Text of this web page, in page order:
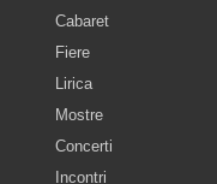
Cabaret
Fiere
Lirica
Mostre
Concerti
Incontri